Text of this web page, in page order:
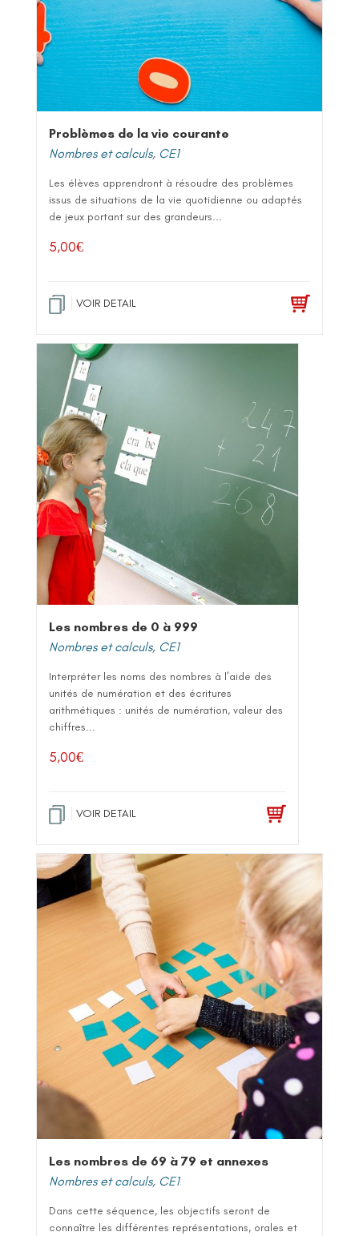
Problèmes de la vie courante
Nombres et calculs, CE1
Les élèves apprendront à résoudre des problèmes
issus de situations de la vie quotidienne ou adaptés
de jeux portant sur des grandeurs...
5,00€
VOIR DETAIL
Les nombres de 0 à 999
Nombres et calculs, CE1
Interpréter les noms des nombres à l’aide des
unités de numération et des écritures
arithmétiques : unités de numération, valeur des
chiffres...
5,00€
VOIR DETAIL
Les nombres de 69 à 79 et annexes
Nombres et calculs, CE1
Dans cette séquence, les objectifs seront de
connaître les différentes représentations, orales et